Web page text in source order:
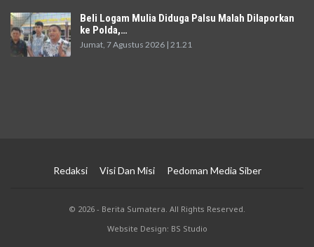
Beli Logam Mulia Diduga Palsu Malah Dilaporkan
ke Polda,…
Jumat, 7 Agustus 2026 | 21.21
Redaksi Visi Dan Misi Pedoman Media Siber
© 2026 - Berita Sumatera. All Rights Reserved.
Website Design: BS Studio